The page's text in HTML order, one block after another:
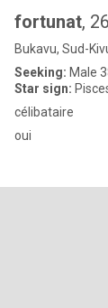
fortunat, 26
Bukavu, Sud-
Seeking: Male
Star sign:
célibataire
oui